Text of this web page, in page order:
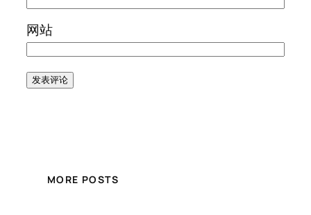
网站
MORE POSTS